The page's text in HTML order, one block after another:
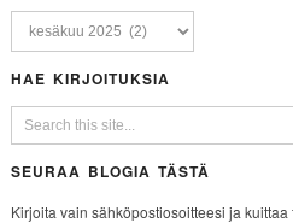
HAE KIRJOITUKSIA
SEURAA BLOGIA TÄSTÄ
Kirjoita vain sähköpostiosoitteesi ja